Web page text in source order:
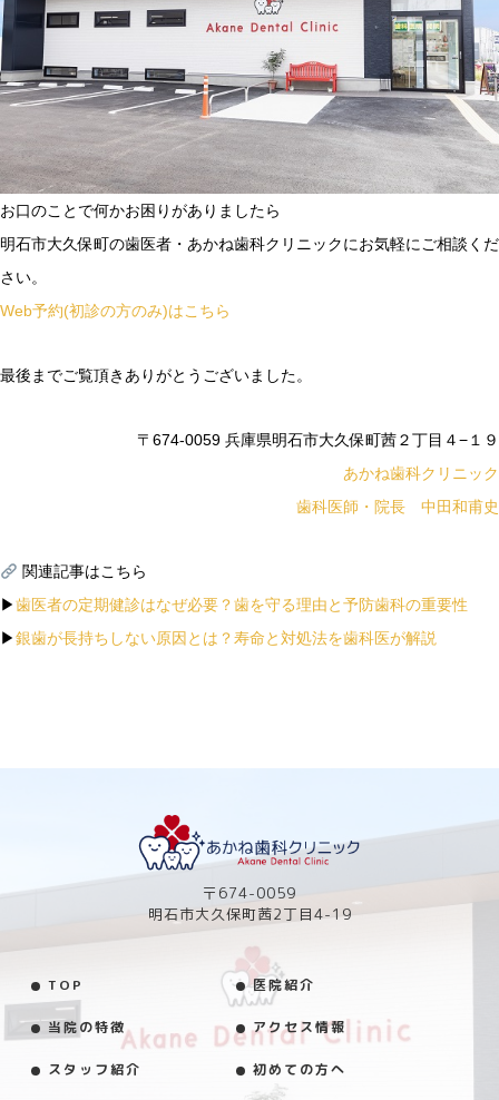
お口のことで何かお困りがありましたら
明石市大久保町の歯医者・あかね歯科クリニックにお気軽にご相談くだ
さい。
Web予約(初診の方のみ)はこちら
最後までご覧頂きありがとうございました。
〒674-0059 兵庫県明石市大久保町茜２丁目４−１９
あかね歯科クリニック
歯科医師・院長 中田和甫史
関連記事はこちら
▶歯医者の定期健診はなぜ必要？歯を守る理由と予防歯科の重要性
▶銀歯が長持ちしない原因とは？寿命と対処法を歯科医が解説
〒674-0059
明石市大久保町茜2丁目4-19
TOP 医院紹介
当院の特徴 アクセス情報
スタッフ紹介 初めての方へ